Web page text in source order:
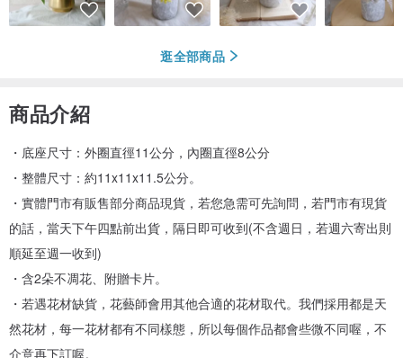
逛全部商品
商品介紹
・底座尺寸：外圈直徑11公分，內圈直徑8公分
・整體尺寸：約11x11x11.5公分。
・實體門市有販售部分商品現貨，若您急需可先詢問，若門市有現貨
的話，當天下午四點前出貨，隔日即可收到(不含週日，若週六寄出則
順延至週一收到)
・含2朵不凋花、附贈卡片。
・若遇花材缺貨，花藝師會用其他合適的花材取代。我們採用都是天
然花材，每一花材都有不同樣態，所以每個作品都會些微不同喔，不
介意再下訂喔。